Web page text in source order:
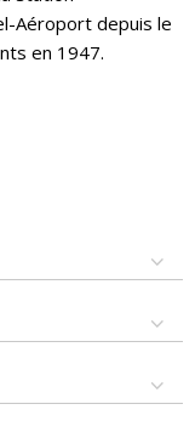
Aéroport depuis le
en 1947.